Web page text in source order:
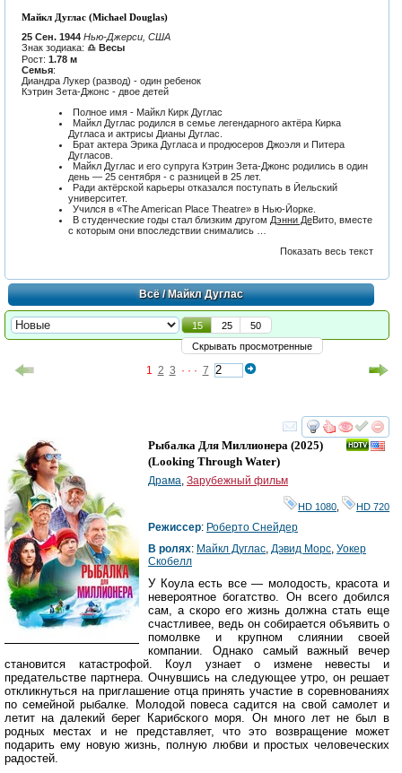
Майкл Дуглас (Michael Douglas)
25 Сен. 1944 Нью-Джерси, США
Знак зодиака: ♎ Весы
Рост: 1.78 м
Семья:
Диандра Лукер (развод) - один ребенок
Кэтрин Зета-Джонс - двое детей
Полное имя - Майкл Кирк Дуглас
Майкл Дуглас родился в семье легендарного актёра Кирка
Дугласа и актрисы Дианы Дуглас.
Брат актера Эрика Дугласа и продюсеров Джоэля и Питера
Дугласов.
Майкл Дуглас и его супруга Кэтрин Зета-Джонс родились в один
день — 25 сентября - с разницей в 25 лет.
Ради актёрской карьеры отказался поступать в Йельский
университет.
Учился в «The American Place Theatre» в Нью-Йорке.
В студенческие годы стал близким другом Дэнни ДеВито, вместе
с которым они впоследствии снимались …
Показать весь текст
Всё/ Майкл Дуглас
15 25
50
Скрывать просмотренные
1 2 3 · · · 7
смотреть
Рыбалка Для Миллионера (2025)
(Looking Through Water)
Драма Зарубежный фильм
HD 1080 HD 720
Режиссер: Роберто Снейдер
В ролях: Майкл Дуглас Дэвид Морс Уокер
Скобелл
У Коула есть все — молодость, красота и
невероятное богатство. Он всего добился
сам, а скоро его жизнь должна стать еще
счастливее, ведь он собирается объявить о
помолвке и крупном слиянии своей
компании. Однако самый важный вечер
становится катастрофой. Коул узнает о измене невесты и
предательстве партнера. Очнувшись на следующее утро, он решает
откликнуться на приглашение отца принять участие в соревнованиях
по семейной рыбалке. Молодой повеса садится на свой самолет и
летит на далекий берег Карибского моря. Он много лет не был в
родных местах и не представляет, что это возвращение может
подарить ему новую жизнь, полную любви и простых человеческих
радостей.